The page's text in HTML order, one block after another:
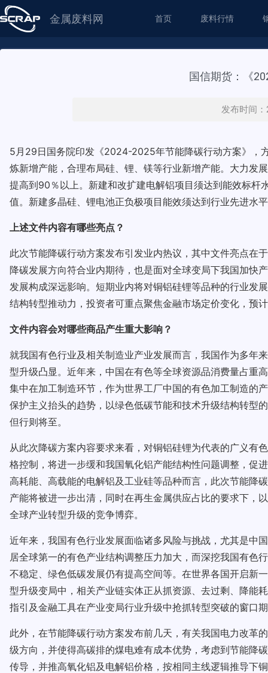
金属废料网 首页 废料行情
国信期货：《
发布时间
5月29日国务院印发《2024-2025年节能降碳行动方案》，
炼新增产能，合理布局硅、锂、镁等行业新增产能。大力发
提高到90％以上。新建和改扩建电解铝项目须达到能效标
值。新建多晶硅、锂电池正负极项目能效须达到行业先进水
上述文件内容有哪些亮点？
此次节能降碳行动方案发布引发业内热议，其中文件亮点在
降碳发展方向符合业内期待，也是面对全球变局下我国加快
发展构成深远影响。短期业内将对铜铝硅锂等品种的行业发
结构转型推动力，投资者可重点聚焦金融市场定价变化，预
文件内容会对哪些商品产生重大影响？
就我国有色行业及相关制造业产业发展而言，我国作为多年
型升级凸显。近年来，中国在有色等全球资源品消费量占重
集中在加工制造环节，作为世界工厂中国的有色加工制造的
保护主义抬头的趋势，以绿色低碳节能和技术升级结构转型
但行则将至。
从此次降碳方案内容要求来看，对铜铝硅锂为代表的广义有
格控制，将进一步缓和我国氧化铝产能结构性问题调整，促
高耗能、高载能的电解铝及工业硅等品种而言，此次节能降
产能将被进一步出清，同时在再生金属供应占比的要求下，
全球产业转型升级的竞争博弈。
近年来，我国有色行业发展面临诸多风险与挑战，尤其是中
居全球第一的有色产业结构调整压力加大，而深挖我国有色
不稳定、绿色低碳发展仍有提高空间等。在世界各国开启新
型升级变局中，相关产业链实体正从抓资源、去过剩、降能
指引及金融工具在产业变局行业升级中抢抓转型突破的窗口
此外，在节能降碳行动方案发布前几天，有关我国电力改革
级方向，并使得高碳排的煤电难有成本优势，考虑到节能降
传导，并推高氧化铝及电解铝价格，按相同主线逻辑推导下